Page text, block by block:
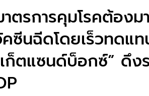
ตรการคุมโรคต้องม
คซีนฉีดโดยเร็วทดแ
ก็ตแซนด์บ็อกซ์” ดึง